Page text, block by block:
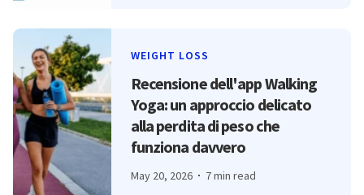
WEIGHT LOSS
Recensione dell'app Walking
Yoga: un approccio delicato
alla perdita di peso che
funziona davvero
May 20, 2026 7 min read